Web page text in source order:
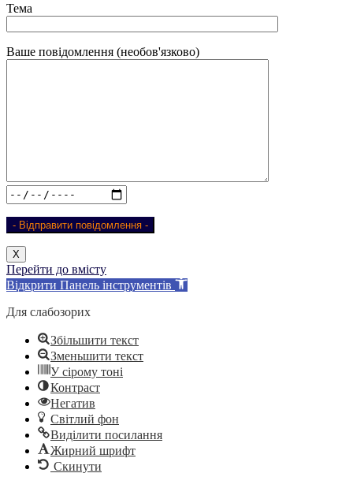
Тема
Ваше повідомлення (необов'язково)
Х
Перейти до вмісту
Відкрити Панель інструментів
Для слабозорих
Збільшити текст
Зменьшити текст
У сірому тоні
Контраст
Негатив
Світлий фон
Виділити посилання
Жирний шрифт
Скинути